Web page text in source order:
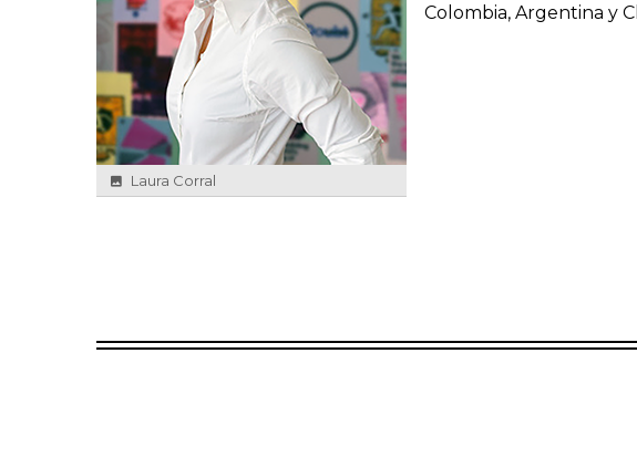
Laura Corral
Colombia, Argentina y